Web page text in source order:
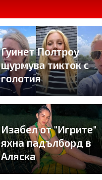
Гуинет Полтроу
щурмува тикток с
голотия
Изабел от "Игрите"
яхна падълборд в
Аляска